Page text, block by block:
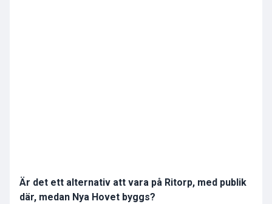
Är det ett alternativ att vara på Ritorp, med publik
där, medan Nya Hovet byggs?